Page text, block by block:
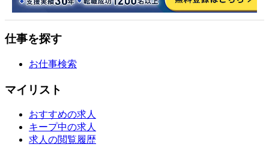
仕事を探す
お仕事検索
マイリスト
おすすめの求人
キープ中の求人
求人の閲覧履歴